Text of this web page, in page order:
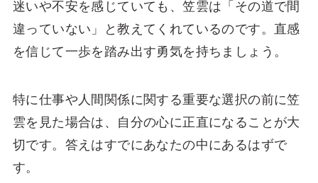
迷いや不安を感じていても、笠雲は「その道で間
違っていない」と教えてくれているのです。直感
を信じて一歩を踏み出す勇気を持ちましょう。
特に仕事や人間関係に関する重要な選択の前に笠
雲を見た場合は、自分の心に正直になることが大
切です。答えはすでにあなたの中にあるはずで
す。